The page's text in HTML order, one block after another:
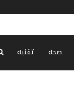
صحة تقنية